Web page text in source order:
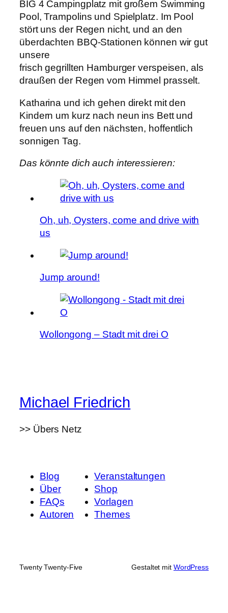
BIG 4 Campingplatz mit großem Swimming
Pool, Trampolins und Spielplatz. Im Pool
stört uns der Regen nicht, und an den
überdachten BBQ-Stationen können wir gut
unsere
frisch gegrillten Hamburger verspeisen, als
draußen der Regen vom Himmel prasselt.
Katharina und ich gehen direkt mit den
Kindern um kurz nach neun ins Bett und
freuen uns auf den nächsten, hoffentlich
sonnigen Tag.
Das könnte dich auch interessieren:
Oh, uh, Oysters, come and drive with
us
Jump around!
Wollongong – Stadt mit drei O
Michael Friedrich
>> Übers Netz
Blog
Über
FAQs
Autoren
Veranstaltungen
Shop
Vorlagen
Themes
Twenty Twenty-Five Gestaltet mit WordPress